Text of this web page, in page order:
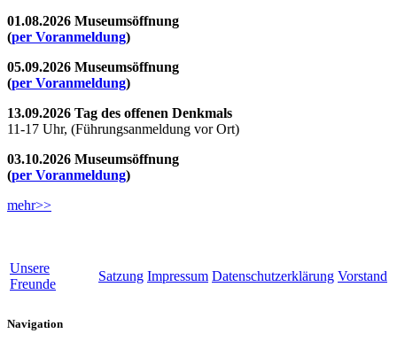
01.08.2026 Museumsöffnung
(per Voranmeldung)
05.09.2026 Museumsöffnung
(per Voranmeldung)
13.09.2026 Tag des offenen Denkmals
11-17 Uhr, (Führungsanmeldung vor Ort)
03.10.2026 Museumsöffnung
(per Voranmeldung)
mehr>>
Unsere
Freunde
Satzung Impressum Datenschutzerklärung Vorstand
Navigation